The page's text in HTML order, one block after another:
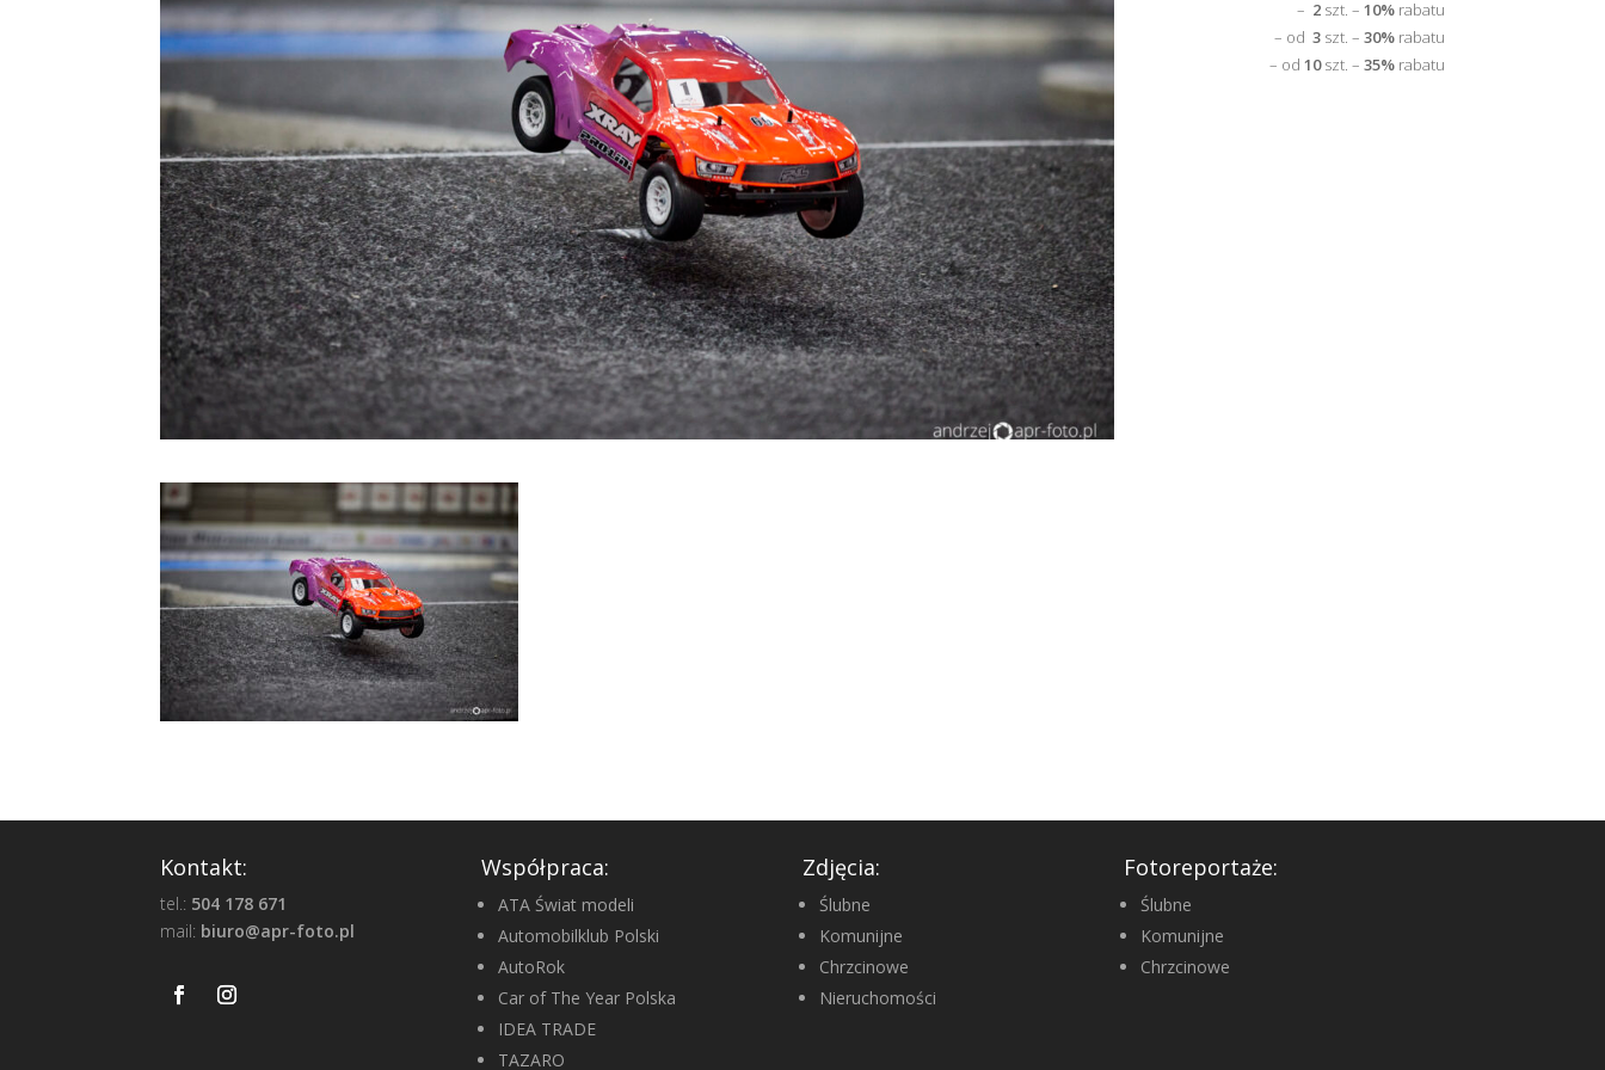
– 2szt. – 10%rabatu
– od 3szt. – 30%rabatu
– od 10szt. – 35%rabatu
Kontakt:
tel.: 504 178 671
mail: biuro@apr-foto.pl
Współpraca:
ATA Świat modeli
Automobilklub Polski
AutoRok
Car of The Year Polska
IDEA TRADE
TAZARO
Zdjęcia:
Ślubne
Komunijne
Chrzcinowe
Nieruchomości
Fotoreportaże:
Ślubne
Komunijne
Chrzcinowe